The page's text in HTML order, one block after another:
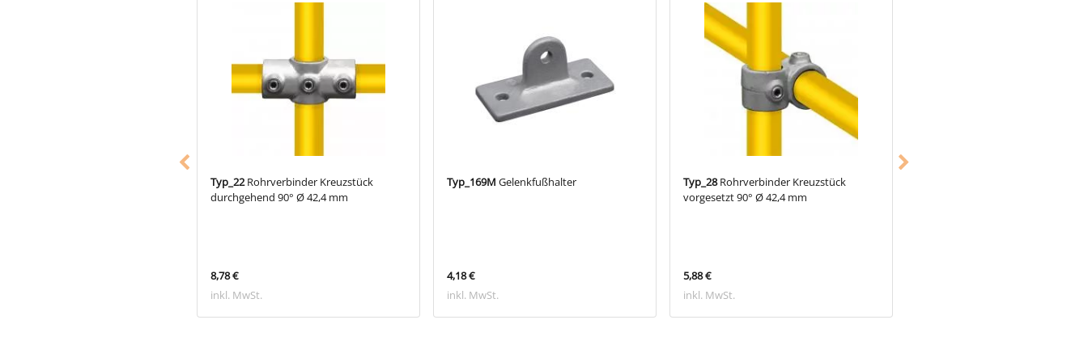
Typ_22Rohrverbinder Kreuzstück
durchgehend 90° Ø 42,4 mm
8,78 €
inkl. MwSt.
Typ_169M Gelenkfußhalter
4,18 €
inkl. MwSt.
Typ_28Rohrverbinder Kreuzstück
vorgesetzt 90° Ø 42,4 mm
5,88 €
inkl. MwSt.